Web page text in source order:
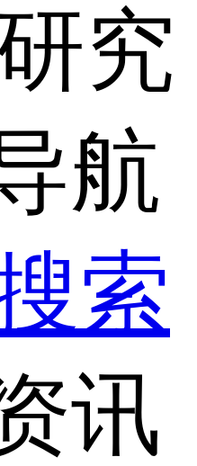
究
航
索
讯